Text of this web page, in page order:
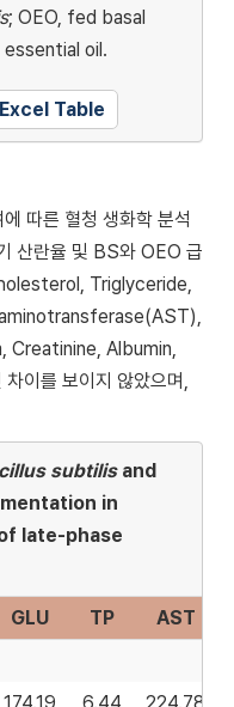
; OEO, fed basal
oil.
Table
따른 혈청 생화학 분석
산란율 및 BS와 OEO 급
Triglyceride,
Creatinine, Albumin,
이를 보이지 않았으며,
subtilisand
in
late-phase
GLU TP AST